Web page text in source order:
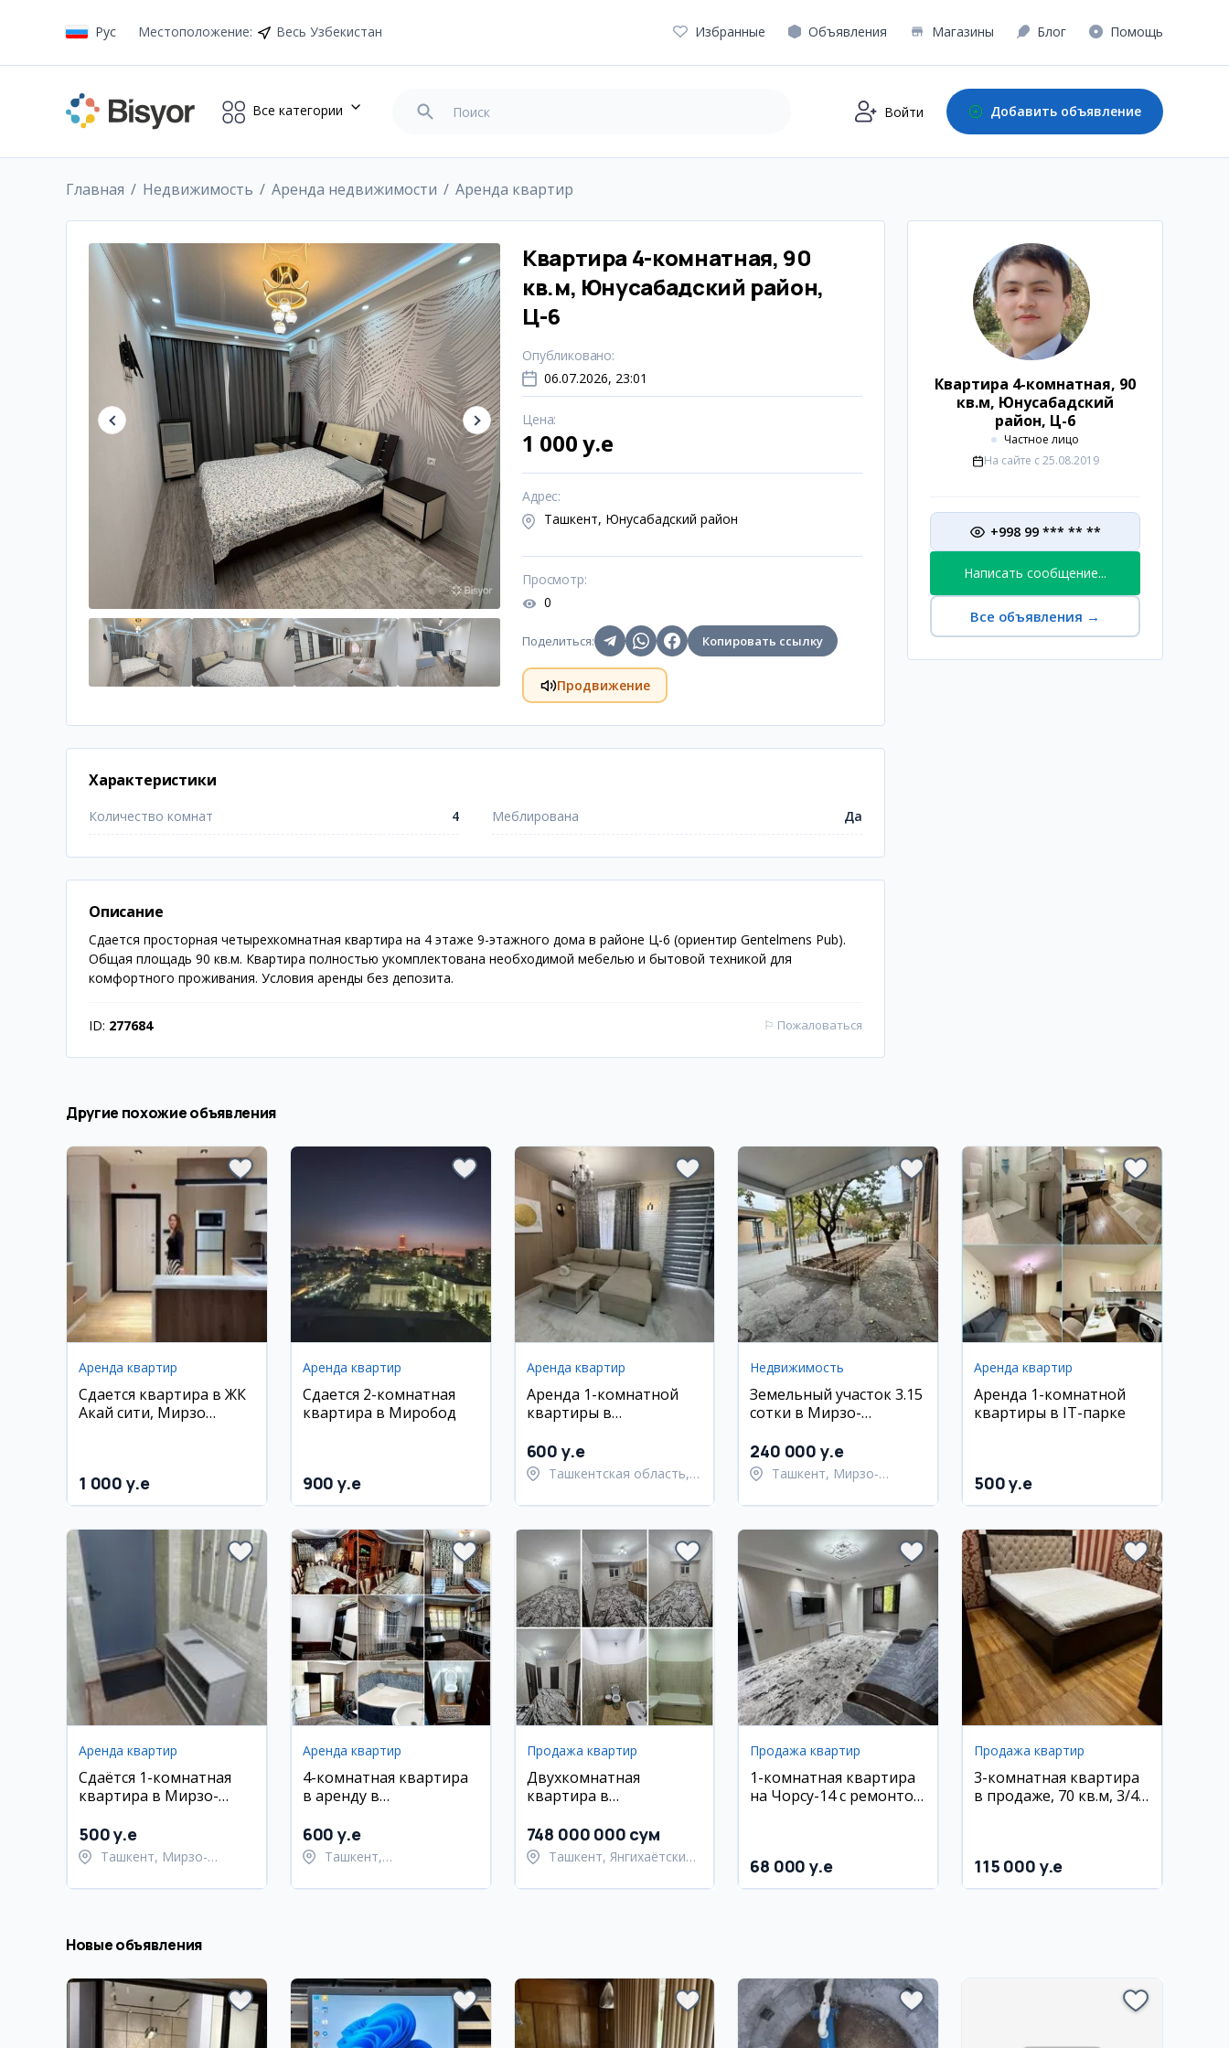
Рус Местоположение: Весь Узбекистан Избранные Объявления Магазины Блог Помощь
Все категории Войти Добавить объявление
Главная Недвижимость Аренда недвижимости Аренда квартир
Квартира 4-комнатная, 90
кв.м, Юнусабадский район,
Ц-6
Опубликовано:
06.07.2026, 23:01
Цена:
1 000 y.e
Адрес:
Ташкент, Юнусабадский район
Просмотр:
0
Поделиться: Копировать ссылку
Продвижение
Характеристики
Количество комнат 4 Меблирована Да
Описание
Сдается просторная четырехкомнатная квартира на 4 этаже 9-этажного дома в районе Ц-6 (ориентир Gentelmens Pub).
Общая площадь 90 кв.м. Квартира полностью укомплектована необходимой мебелью и бытовой техникой для
комфортного проживания. Условия аренды без депозита.
ID: 277684 ⚐ Пожаловаться
Квартира 4-комнатная, 90
кв.м, Юнусабадский
район, Ц-6
Частное лицо
На сайте с 25.08.2019
+998 99 *** ** **
Написать сообщение...
Все объявления →
Другие похожие объявления
Аренда квартир
Сдается квартира в ЖК
Акай сити, Мирзо
1 000 y.e
Аренда квартир
Сдается 2-комнатная
квартира в Миробод
900 y.e
Аренда квартир
Аренда 1-комнатной
квартиры в
Паркентском
600 y.e
Ташкентская область,
Недвижимость
Земельный участок 3.15
сотки в Мирзо-
240 000 y.e
Ташкент, Мирзо-
Аренда квартир
Аренда 1-комнатной
квартиры в IT-парке
500 y.e
Аренда квартир
Сдаётся 1-комнатная
квартира в Мирзо-
500 y.e
Ташкент, Мирзо-
Аренда квартир
4-комнатная квартира
в аренду в
районе, Ибн Сино
600 y.e
Ташкент,
Продажа квартир
Двухкомнатная
квартира в
748 000 000 сум
Ташкент, Янгихаётский
Продажа квартир
1-комнатная квартира
на Чорсу-14 с ремонтом
68 000 y.e
Продажа квартир
3-комнатная квартира
в продаже, 70 кв.м, 3/4
115 000 y.e
Новые объявления